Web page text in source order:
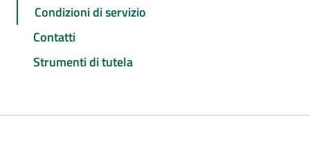
Condizioni di servizio
Contatti
Strumenti di tutela